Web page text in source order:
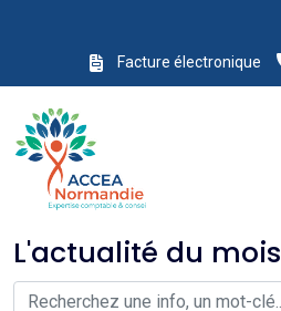
Facture électronique
L'actualité du mois